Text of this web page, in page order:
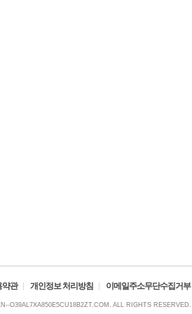
약관 개인정보 처리방침 이메일주소무단수집거부
O39AL7XA850E5CU18B2ZT.COM. ALL RIGHTS RESERVED.